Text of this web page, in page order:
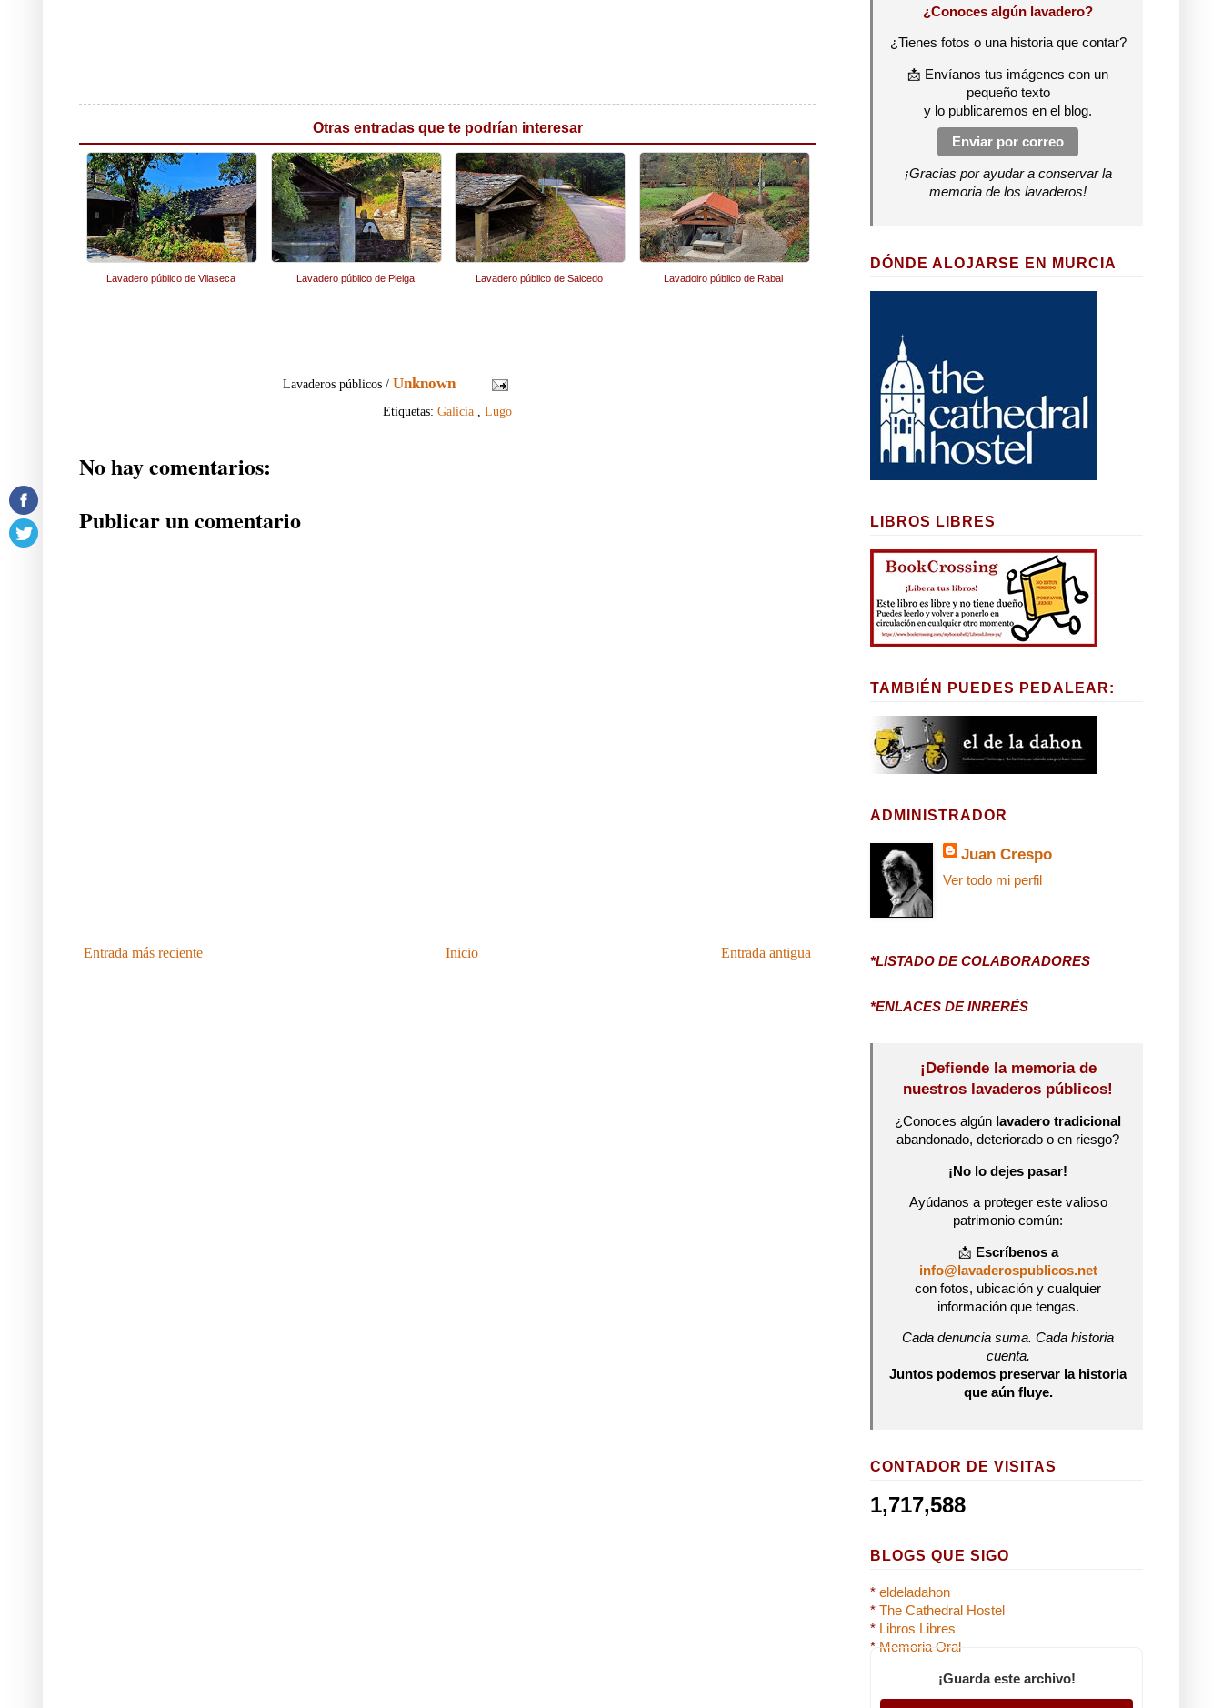
Otras entradas que te podrían interesar
Lavadero público de Vilaseca Lavadero público de Pieiga Lavadero público de Salcedo Lavadoiro público de Rabal
Lavaderos públicos /Unknown
Etiquetas: Galicia Lugo
No hay comentarios:
Publicar un comentario
Entrada más reciente Entrada antigua
Inicio
¿Conoces algún lavadero?
¿Tienes fotos o una historia que contar?
📩 Envíanos tus imágenes con un
pequeño texto
y lo publicaremos en el blog.
Enviar por correo
¡Gracias por ayudar a conservar la
memoria de los lavaderos!
DÓNDE ALOJARSE EN MURCIA
LIBROS LIBRES
TAMBIÉN PUEDES PEDALEAR:
ADMINISTRADOR
Juan Crespo
Ver todo mi perfil
*LISTADO DE COLABORADORES
*ENLACES DE INRERÉS
¡Defiende la memoria de
nuestros lavaderos públicos!
¿Conoces algún lavadero tradicional
abandonado, deteriorado o en riesgo?
¡No lo dejes pasar!
Ayúdanos a proteger este valioso
patrimonio común:
📩 Escríbenos a
info@lavaderospublicos.net
con fotos, ubicación y cualquier
información que tengas.
Cada denuncia suma. Cada historia
cuenta.
Juntos podemos preservar la historia
que aún fluye.
CONTADOR DE VISITAS
1,717,588
BLOGS QUE SIGO
* eldeladahon
* The Cathedral Hostel
* Libros Libres
* Memoria Oral
¡Guarda este archivo!